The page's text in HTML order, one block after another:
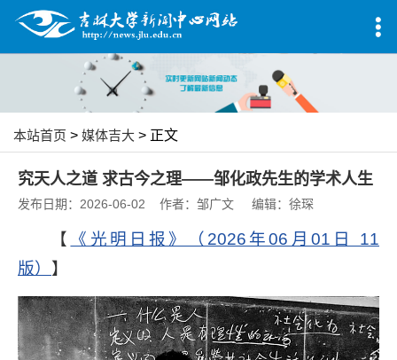
本站首页 > 媒体吉大 > 正文
究天人之道 求古今之理——邹化政先生的学术人生
发布日期：2026-06-02 作者：邹广文 编辑：徐琛
【
《光明日报》（2026年06月01日 11
版） 】